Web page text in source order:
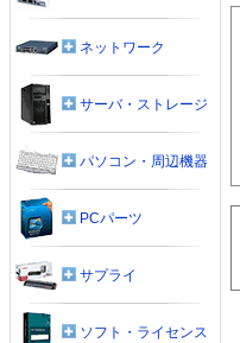
ネットワーク
サーバ・ストレージ
パソコン・周辺機器
PCパーツ
サプライ
ソフト・ライセンス